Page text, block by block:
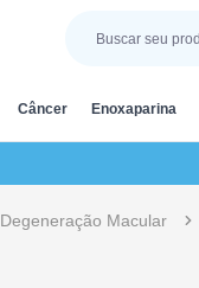
Câncer Enoxaparina
Degeneração Macular